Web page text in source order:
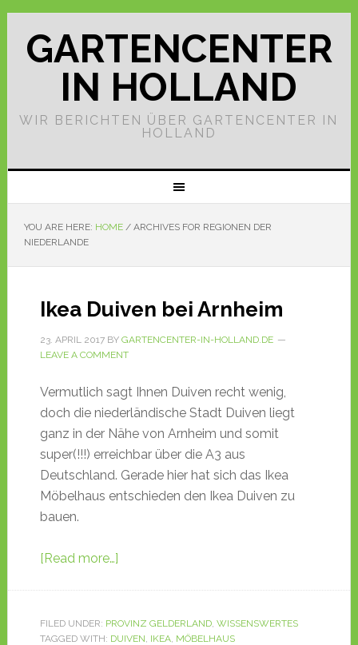
GARTENCENTER
IN HOLLAND
WIR BERICHTEN ÜBER GARTENCENTER IN
HOLLAND
YOU ARE HERE: HOME /ARCHIVES FOR REGIONEN DER
NIEDERLANDE
Ikea Duiven bei Arnheim
23. APRIL 2017BY GARTENCENTER-IN-HOLLAND.DE
LEAVE A COMMENT
Vermutlich sagt Ihnen Duiven recht wenig,
doch die niederländische Stadt Duiven liegt
ganz in der Nähe von Arnheim und somit
super(!!!) erreichbar über die A3 aus
Deutschland. Gerade hier hat sich das Ikea
Möbelhaus entschieden den Ikea Duiven zu
bauen.
[Read more…]
FILED UNDER: PROVINZ GELDERLAND, WISSENSWERTES
TAGGED WITH: DUIVEN, IKEA, MÖBELHAUS